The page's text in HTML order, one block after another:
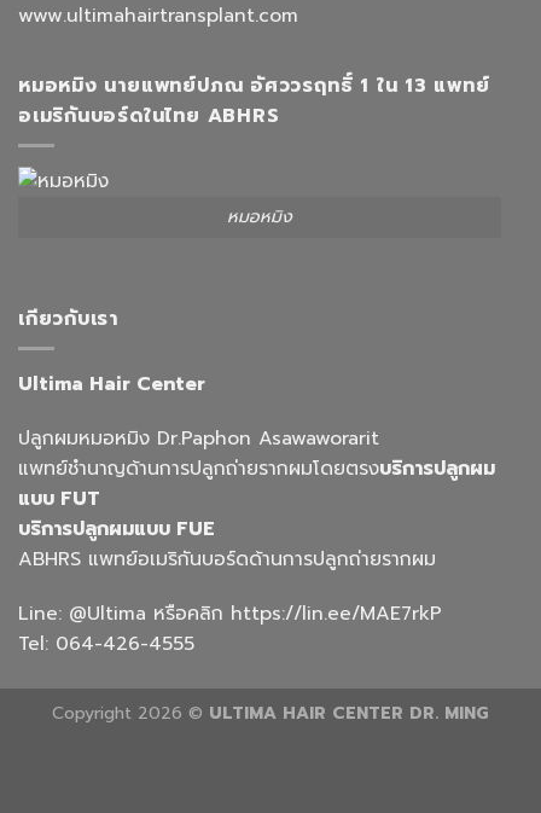
www.ultimahairtransplant.com
หมอหมิง นายแพทย์ปภณ อัศววรฤทธิ์ 1 ใน 13 แพทย์
อเมริกันบอร์ดในไทย ABHRS
หมอหมิง
เกียวกับเรา
Ultima Hair Center
ปลูกผมหมอหมิง Dr.Paphon Asawaworarit
แพทย์ชำนาญด้านการปลูกถ่ายรากผมโดยตรงบริการปลูกผม
แบบ FUT
บริการปลูกผมแบบ FUE
ABHRS แพทย์อเมริกันบอร์ดด้านการปลูกถ่ายรากผม
Line: @Ultima หรือคลิก https://lin.ee/MAE7rkP
Tel: 064-426-4555
Copyright 2026 © ULTIMA HAIR CENTER DR. MING